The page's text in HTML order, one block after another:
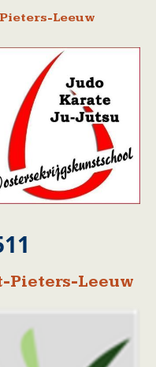
Leeuw
Pieters-Leeuw